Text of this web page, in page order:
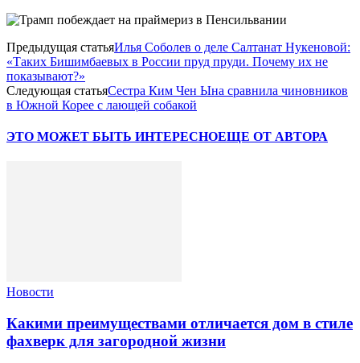
Предыдущая статьяИлья Соболев о деле Салтанат Нукеновой:
«Таких Бишимбаевых в России пруд пруди. Почему их не
показывают?»
Следующая статьяСестра Ким Чен Ына сравнила чиновников
в Южной Корее с лающей собакой
ЭТО МОЖЕТ БЫТЬ ИНТЕРЕСНОЕЩЕ ОТ АВТОРА
Новости
Какими преимуществами отличается дом в стиле
фахверк для загородной жизни